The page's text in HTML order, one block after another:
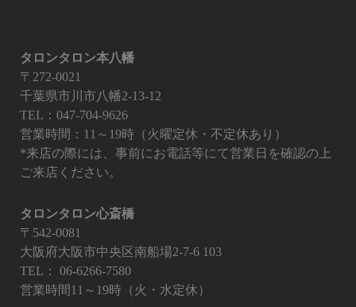
タロンタロン本八幡
〒272-0021
千葉県市川市八幡2-13-12
TEL：047-704-9626
営業時間：11～19時（火曜定休・不定休あり）
*来店の際には、事前にお電話等にて営業日を確認の上
ご来店ください。
タロンタロン心斎橋
〒542-0081
大阪府大阪市中央区南船場2-7-6 103
TEL：
06-6266-7580
営業時間11～19時（火・水定休）